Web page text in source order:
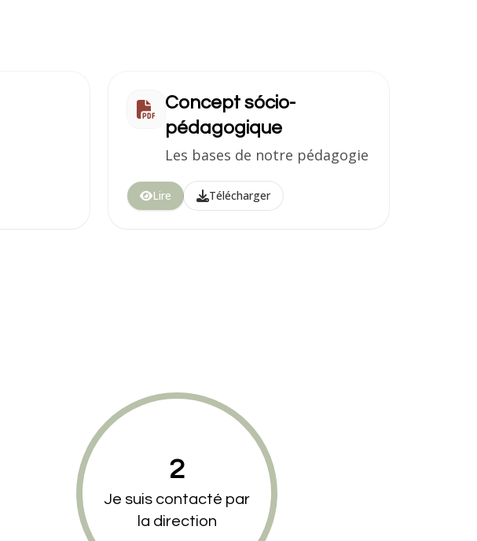
Concept sócio-
pédagogique
Les bases de notre pédagogie
Lire Télécharger
2
Je suis contacté par
la direction